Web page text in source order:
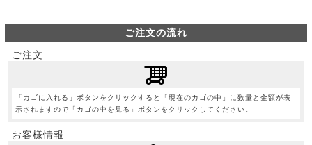
ご注文の流れ
ご注文
「カゴに入れる」ボタンをクリックすると「現在のカゴの中」に数量と金額が表
示されますので「カゴの中を見る」ボタンをクリックしてください。
お客様情報